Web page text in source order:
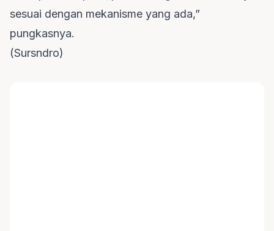
sesuai dengan mekanisme yang ada,”
pungkasnya.
(Sursndro)